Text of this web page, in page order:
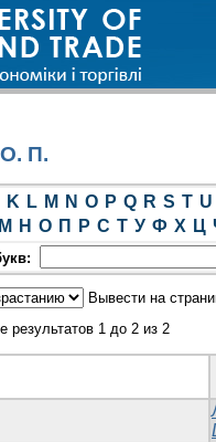
П.
K L M N O P Q R S T U
М Н О П Р С Т У Ф Х Ц
Вывести на
результатов 1 до 2 из 2